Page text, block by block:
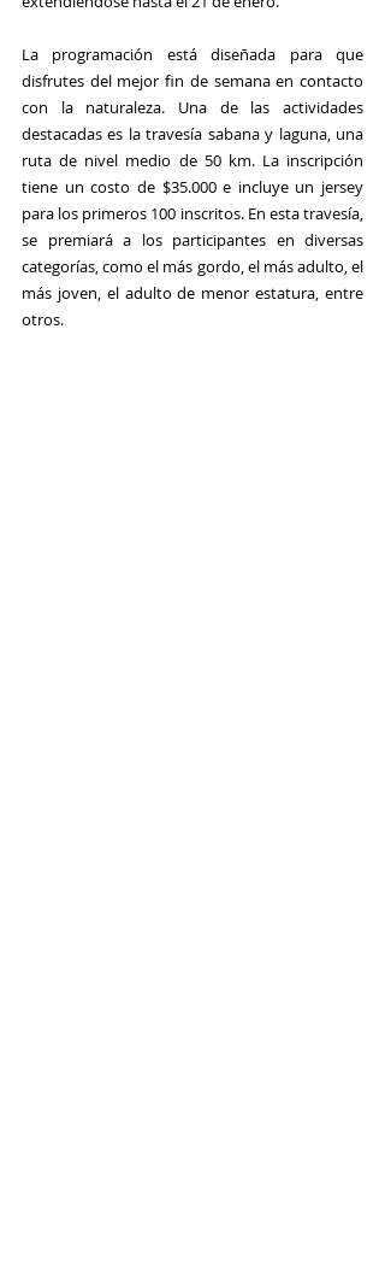
La programación está diseñada para que
disfrutes del mejor fin de semana en contacto
con la naturaleza. Una de las actividades
destacadas es la travesía sabana y laguna, una
ruta de nivel medio de 50 km. La inscripción
tiene un costo de $35.000 e incluye un jersey
para los primeros 100 inscritos. En esta travesía,
se premiará a los participantes en diversas
categorías, como el más gordo, el más adulto, el
más joven, el adulto de menor estatura, entre
otros.